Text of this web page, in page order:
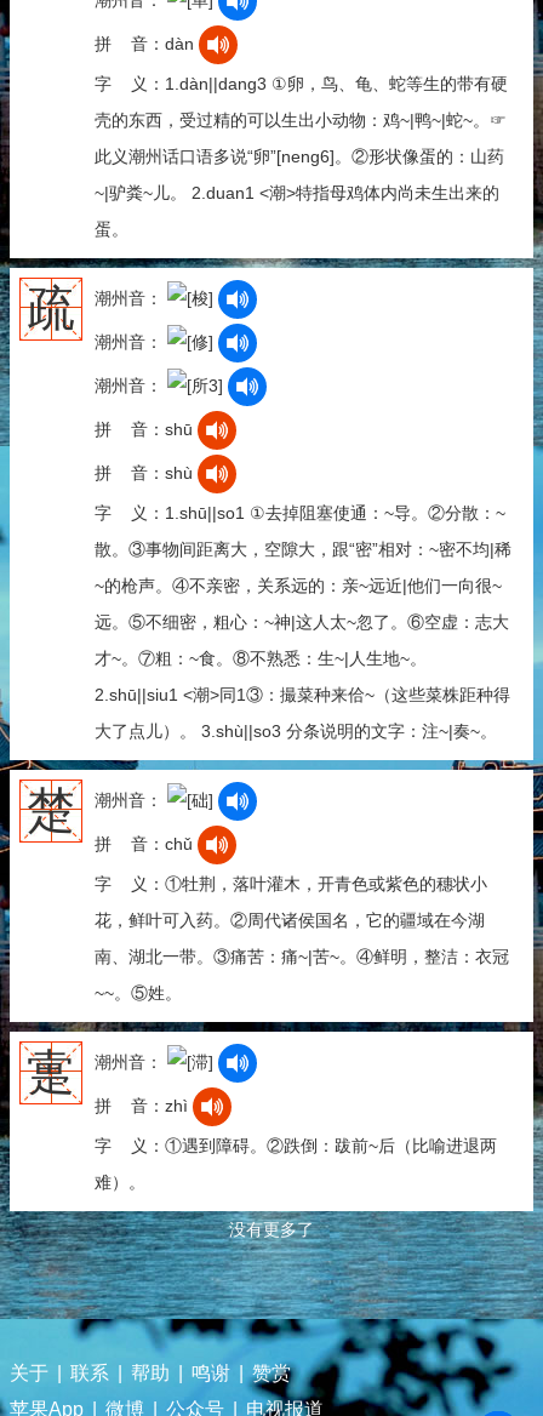
拼 音：dàn
字 义：1.dàn||dang3 ①卵，鸟、龟、蛇等生的带有硬
壳的东西，受过精的可以生出小动物：鸡~|鸭~|蛇~。☞
此义潮州话口语多说“卵”[neng6]。②形状像蛋的：山药
~|驴粪~儿。 2.duan1 <潮>特指母鸡体内尚未生出来的
蛋。
疏 潮州音：
潮州音：
潮州音：
拼 音：shū
拼 音：shù
字 义：1.shū||so1 ①去掉阻塞使通：~导。②分散：~
散。③事物间距离大，空隙大，跟“密”相对：~密不均|稀
~的枪声。④不亲密，关系远的：亲~远近|他们一向很~
远。⑤不细密，粗心：~神|这人太~忽了。⑥空虚：志大
才~。⑦粗：~食。⑧不熟悉：生~|人生地~。
2.shū||siu1 <潮>同1③：撮菜种来佮~（这些菜株距种得
大了点儿）。 3.shù||so3 分条说明的文字：注~|奏~。
楚 潮州音：
拼 音：chǔ
字 义：①牡荆，落叶灌木，开青色或紫色的穗状小
花，鲜叶可入药。②周代诸侯国名，它的疆域在今湖
南、湖北一带。③痛苦：痛~|苦~。④鲜明，整洁：衣冠
~~。⑤姓。
疐 潮州音：
拼 音：zhì
字 义：①遇到障碍。②跌倒：跋前~后（比喻进退两
难）。
没有更多了
关于 联系 帮助 鸣谢
赞赏
苹果App
微博 公众号 电视报道